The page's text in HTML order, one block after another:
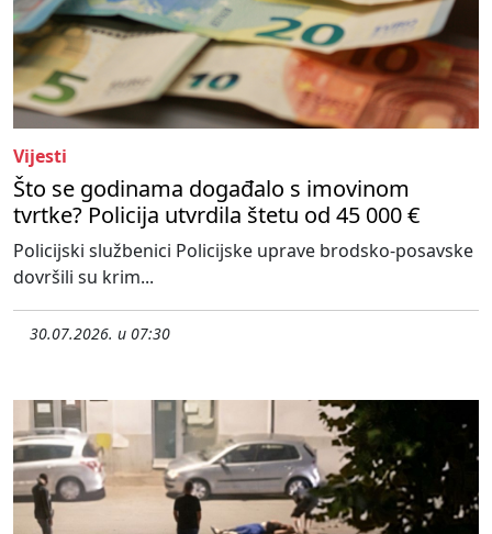
Vijesti
Što se godinama događalo s imovinom
tvrtke? Policija utvrdila štetu od 45 000 €
Policijski službenici Policijske uprave brodsko-posavske
dovršili su krim...
30.07.2026. u 07:30